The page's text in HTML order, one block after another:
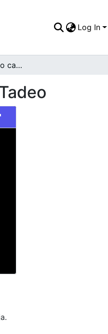
Log In
Vivienda de aspecto campestre en el barrio San Judas Tadeo